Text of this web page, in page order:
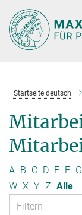
Hauptinhalt
Startseite deutsch
A B C D E F G
W X Y Z Alle